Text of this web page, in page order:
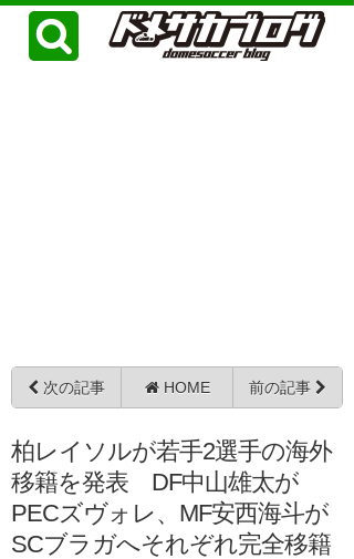
次の記事 HOME 前の記事
柏レイソルが若手2選手の海外
移籍を発表 DF中山雄太が
PECズヴォレ、MF安西海斗が
SCブラガへそれぞれ完全移籍